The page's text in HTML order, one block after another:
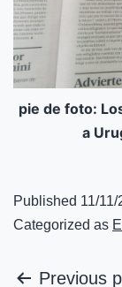
pie de foto:
a
Published 11/
Categorized as
Previous